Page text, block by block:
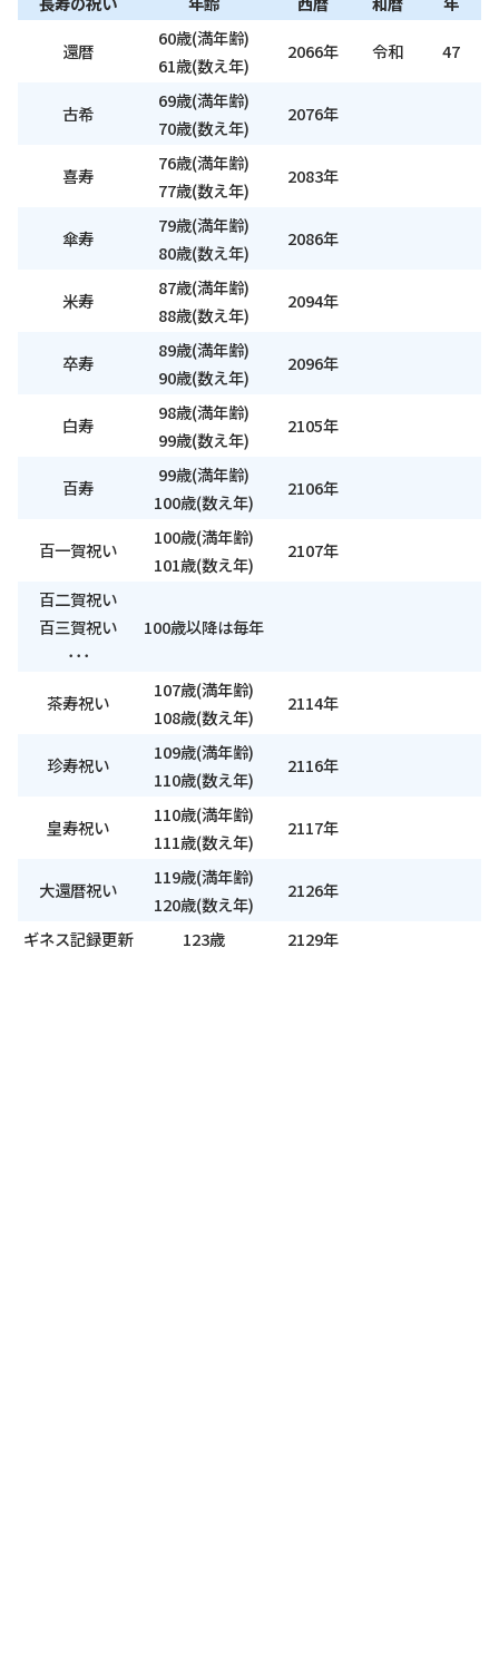
還暦
60歳(満年齢)
61歳(数え年)
2066年 令和 47
古希
69歳(満年齢)
70歳(数え年)
2076年
喜寿
76歳(満年齢)
77歳(数え年)
2083年
傘寿
79歳(満年齢)
80歳(数え年)
2086年
米寿
87歳(満年齢)
88歳(数え年)
2094年
卒寿
89歳(満年齢)
90歳(数え年)
2096年
白寿
98歳(満年齢)
99歳(数え年)
2105年
百寿
99歳(満年齢)
100歳(数え年)
2106年
百一賀祝い
100歳(満年齢)
101歳(数え年)
2107年
百二賀祝い
百三賀祝い
･･･
100歳以降は毎年
茶寿祝い
107歳(満年齢)
108歳(数え年)
2114年
珍寿祝い
109歳(満年齢)
110歳(数え年)
2116年
皇寿祝い
110歳(満年齢)
111歳(数え年)
2117年
大還暦祝い
119歳(満年齢)
120歳(数え年)
2126年
ギネス記録更新 123歳 2129年